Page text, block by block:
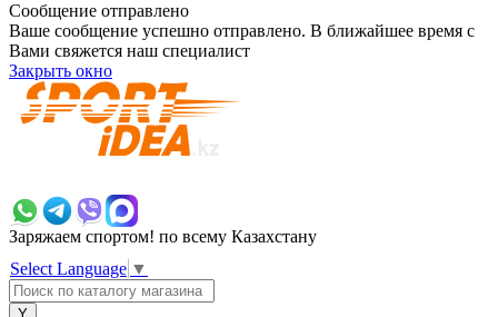
Сообщение отправлено
Ваше сообщение успешно отправлено. В ближайшее время с
Вами свяжется наш специалист
Закрыть окно
Заряжаем спортом! по всему Казахстану
Select Language ▼